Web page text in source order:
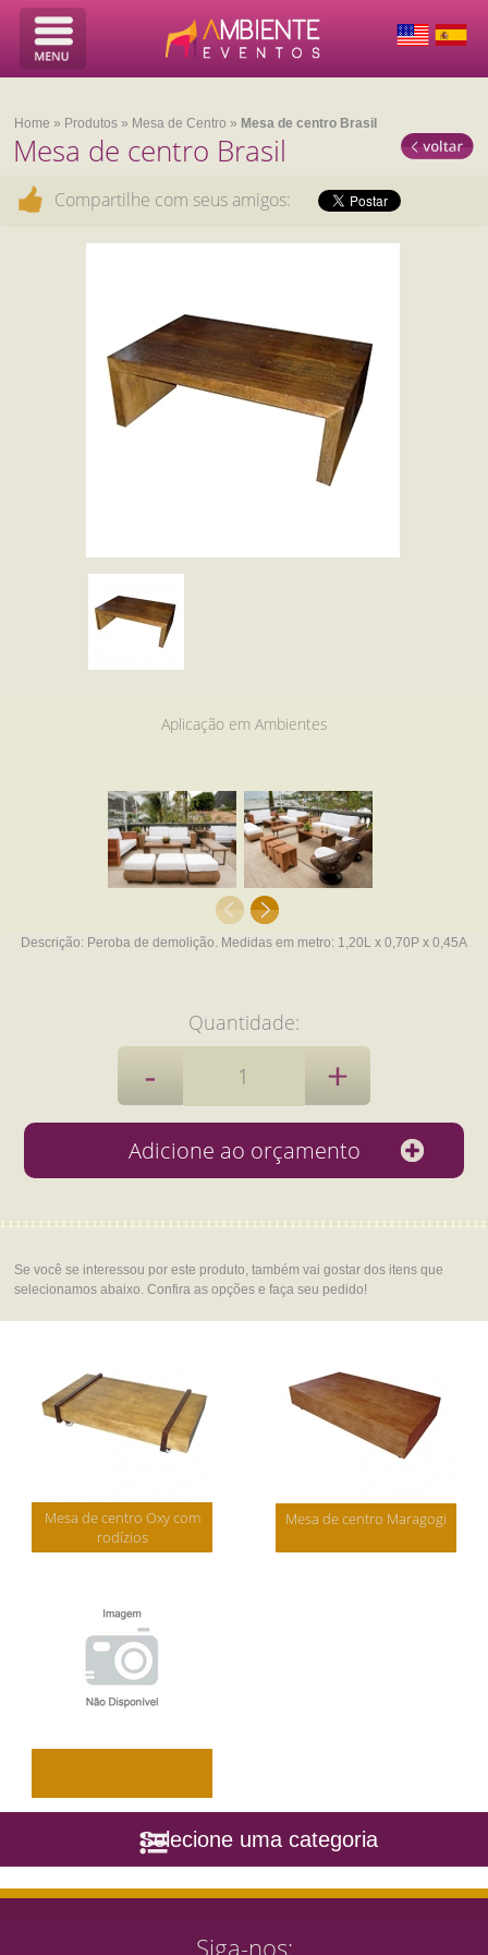
Home » Produtos » Mesa de Centro » Mesa de centro Brasil
Mesa de centro Brasil
Compartilhe com seus amigos:
Aplicação em Ambientes
Descrição: Peroba de demolição. Medidas em metro: 1,20L x 0,70P x 0,45A
Quantidade:
Se você se interessou por este produto, também vai gostar dos itens que
selecionamos abaixo. Confira as opções e faça seu pedido!
Mesa de centro Oxy com
rodízios
Mesa de centro Maragogi
Selecione uma categoria
Siga-nos